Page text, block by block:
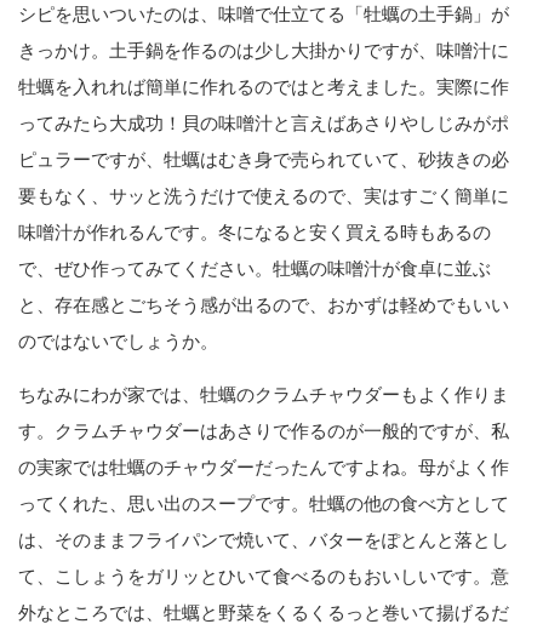
シピを思いついたのは、味噌で仕立てる「牡蠣の土手鍋」が
きっかけ。土手鍋を作るのは少し大掛かりですが、味噌汁に
牡蠣を入れれば簡単に作れるのではと考えました。実際に作
ってみたら大成功！貝の味噌汁と言えばあさりやしじみがポ
ピュラーですが、牡蠣はむき身で売られていて、砂抜きの必
要もなく、サッと洗うだけで使えるので、実はすごく簡単に
味噌汁が作れるんです。冬になると安く買える時もあるの
で、ぜひ作ってみてください。牡蠣の味噌汁が食卓に並ぶ
と、存在感とごちそう感が出るので、おかずは軽めでもいい
のではないでしょうか。
ちなみにわが家では、牡蠣のクラムチャウダーもよく作りま
す。クラムチャウダーはあさりで作るのが一般的ですが、私
の実家では牡蠣のチャウダーだったんですよね。母がよく作
ってくれた、思い出のスープです。牡蠣の他の食べ方として
は、そのままフライパンで焼いて、バターをぽとんと落とし
て、こしょうをガリッとひいて食べるのもおいしいです。意
外なところでは、牡蠣と野菜をくるくるっと巻いて揚げるだ